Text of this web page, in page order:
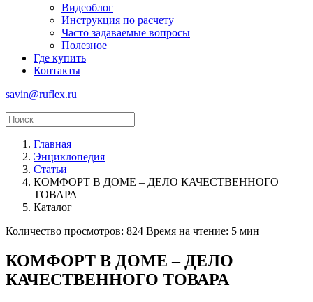
Видеоблог
Инструкция по расчету
Часто задаваемые вопросы
Полезное
Где купить
Контакты
savin@ruflex.ru
Главная
Энциклопедия
Статьи
КОМФОРТ В ДОМЕ – ДЕЛО КАЧЕСТВЕННОГО
ТОВАРА
Каталог
Количество просмотров: 824 Время на чтение: 5 мин
КОМФОРТ В ДОМЕ – ДЕЛО
КАЧЕСТВЕННОГО ТОВАРА